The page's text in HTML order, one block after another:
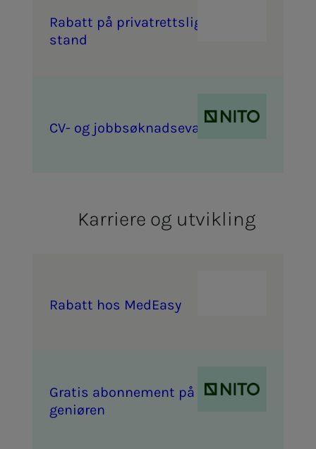
Ra­­­batt på pri­vat­retts­­­lig bi­­­
stand
CV- og job­b­­­søk­­­nads­­­e­va­lu­e­ring
Karriere og utvikling
Ra­­­batt hos Med­­­Ea­­­sy
Gra­­­tis abon­­­ne­­­ment på Bio­­­in­­­
ge­­­ni­ø­ren